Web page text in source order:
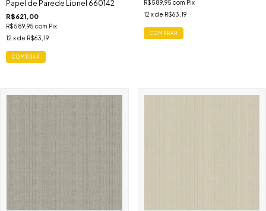
Papel de Parede Lionel 660142
R$621,00
R$589,95 com Pix
12 x de R$63,19
R$589,95 com Pix
12 x de R$63,19